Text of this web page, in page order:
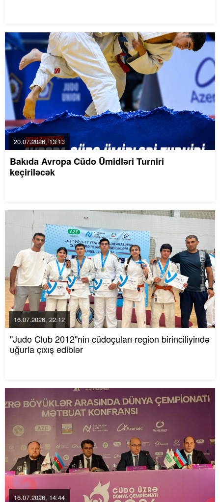
20.07.2026, 13:13
Bakıda Avropa Cüdo Ümidləri Turniri
keçiriləcək
16.07.2026, 22:12
"Judo Club 2012"nin cüdoçuları region birinciliyində
uğurla çıxış ediblər
16.07.2026, 14:44